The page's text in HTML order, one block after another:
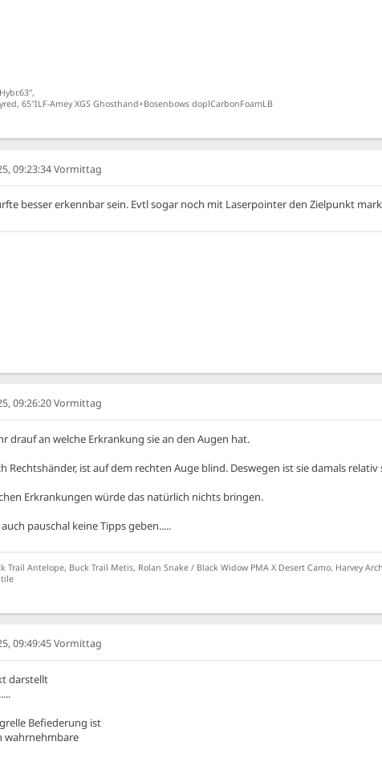
65"ILF-Amey XGS Ghosthand+Bosenbows doplCarbonFoamLB
09:23:34 Vormittag
besser erkennbar sein. Evtl sogar noch mit Laserpointer den Zielpunkt
09:26:20 Vormittag
drauf an welche Erkrankung sie an den Augen hat.
Rechtshänder, ist auf dem rechten Auge blind. Deswegen ist sie damals
Erkrankungen würde das natürlich nichts bringen.
pauschal keine Tipps geben.....
Antelope, Buck Trail Metis, Rolan Snake / Black Widow PMA X Desert Camo, Harvey
09:49:45 Vormittag
darstellt
Befiederung ist
wahrnehmbare